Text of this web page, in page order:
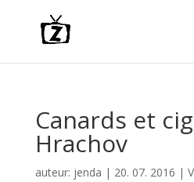
Canards et
Hrachov
auteur: jenda | 20. 07. 2016 |